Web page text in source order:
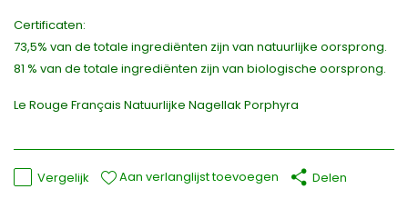
Certificaten:
73,5% van de totale ingrediënten zijn van natuurlijke oorsprong.
81 % van de totale ingrediënten zijn van biologische oorsprong.
Le Rouge Français Natuurlijke Nagellak Porphyra
Vergelijk Aan verlanglijst toevoegen Delen